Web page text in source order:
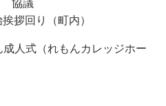
協議
拶回り（町内）
人式（れもんカレッジホー